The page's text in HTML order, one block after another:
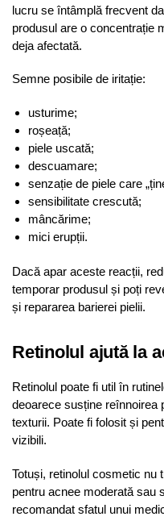
lucru se întâmplă frecvent
produsul are o concentrație
deja afectată.
Semne posibile de iritație:
usturime;
roșeață;
piele uscată;
descuamare;
senzație de piele care
sensibilitate crescută;
mâncărime;
mici erupții.
Dacă apar aceste reacții,
temporar produsul și poți
și repararea barierei pielii.
Retinolul ajută la
Retinolul poate fi util în
deoarece susține reînnoirea
texturii. Poate fi folosit și
vizibili.
Totuși, retinolul cosmetic nu
pentru acnee moderată sau
recomandat sfatul unui